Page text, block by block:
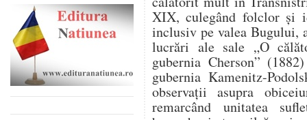
XIX, culegând folclor şi
inclusiv pe valea Bugului,
lucrări ale sale „O
gubernia Cherson”
gubernia Kamenitz-
observaţii asupra
remarcând unitatea